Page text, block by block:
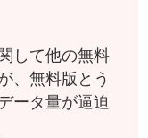
して他の無料
、無料版とう
ータ量が逼迫